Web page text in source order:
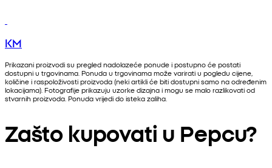
KM
Prikazani proizvodi su pregled nadolazeće ponude i postupno će postati
dostupni u trgovinama. Ponuda u trgovinama može varirati u pogledu cijene,
količine i raspoloživosti proizvoda (neki artikli će biti dostupni samo na određenim
lokacijama). Fotografije prikazuju uzorke dizajna i mogu se malo razlikovati od
stvarnih proizvoda. Ponuda vrijedi do isteka zaliha.
Zašto kupovati u Pepcu?